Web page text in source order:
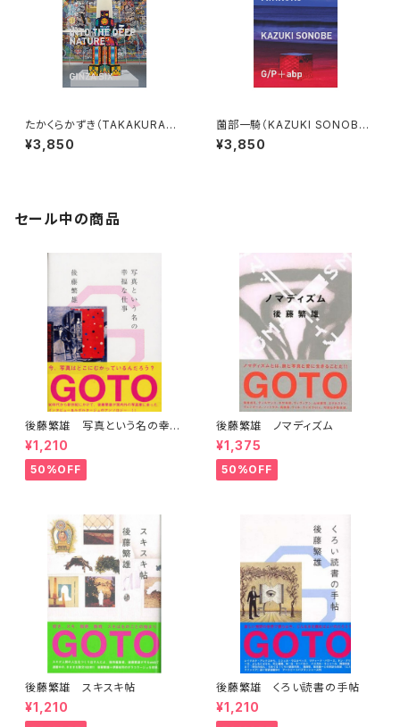
たかくらかずき（TAKAKURAKA
ZUKI）INTO THE DEEP NAT
URE
¥3,850
薗部一騎（KAZUKI SONOBE）
FUKUSHIMA/MIRRORS
¥3,850
セール中の商品
後藤繁雄 写真という名の幸福
な仕事
¥1,210
50%OFF
後藤繁雄 ノマディズム
¥1,375
50%OFF
後藤繁雄 スキスキ帖
¥1,210
後藤繁雄 くろい読書の手帖
¥1,210